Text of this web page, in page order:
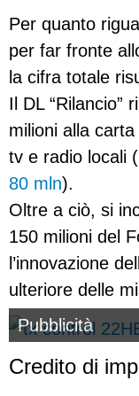
Per quanto
per far fronte
la cifra totale
Il DL “Rilancio”
milioni alla
tv e radio locali (
80 mln).
Oltre a ciò, si
150 milioni del
l’innovazione
ulteriore delle
Pubblicità
Credito di